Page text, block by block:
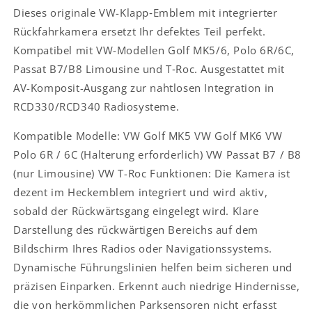
für
Golf
MK5,
MK6,
Polo
6R/6C,
Passat
B7/B8
T-
Roc
–
Für
RCD330/RCD340
(6RD035187B)
für
MK5,
MK6,
Polo
6R/6C,
Passat
B7/B8
T-
Roc
–
Für
RCD330/RCD340
(6RD035187B)
Dieses originale VW-Klapp‑Emblem mit integrierter
Rückfahrkamera ersetzt Ihr defektes Teil perfekt.
Kompatibel mit VW-Modellen Golf MK5/6, Polo 6R/6C,
Passat B7/B8 Limousine und T‑Roc. Ausgestattet mit
AV-Komposit-Ausgang zur nahtlosen Integration in
RCD330/RCD340 Radiosysteme.
Kompatible Modelle: VW Golf MK5 VW Golf MK6 VW
Polo 6R / 6C (Halterung erforderlich) VW Passat B7 / B8
(nur Limousine) VW T-Roc Funktionen: Die Kamera ist
dezent im Heckemblem integriert und wird aktiv,
sobald der Rückwärtsgang eingelegt wird. Klare
Darstellung des rückwärtigen Bereichs auf dem
Bildschirm Ihres Radios oder Navigationssystems.
Dynamische Führungslinien helfen beim sicheren und
präzisen Einparken. Erkennt auch niedrige Hindernisse,
die von herkömmlichen Parksensoren nicht erfasst